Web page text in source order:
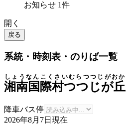
お知らせ 1件
開く
戻る
系統・時刻表・のりば一覧
湘南国際村つつじが丘
しょうなんこくさいむらつつじがおか
降車バス停
2026年8月7日 現在